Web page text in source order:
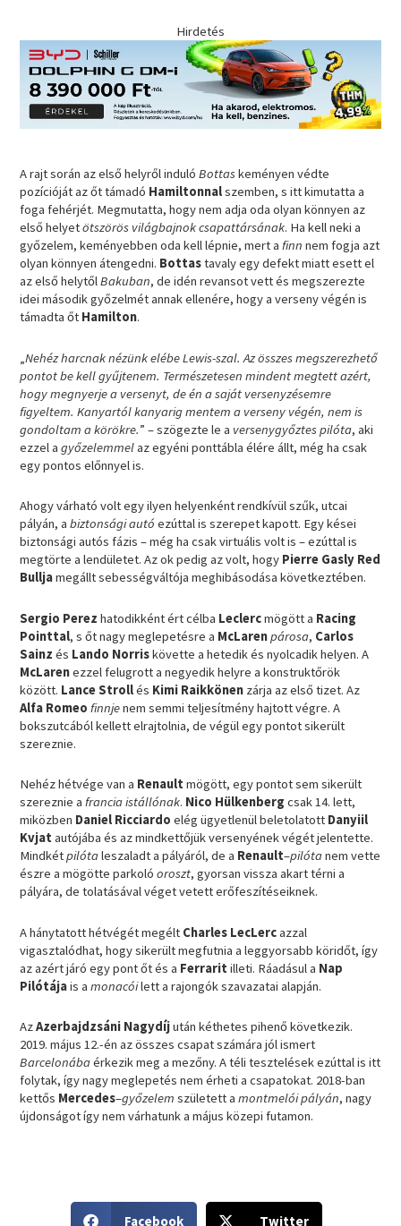
Hirdetés
A rajt során az első helyről indulóBottaskeményen védte
pozícióját az őt támadó Hamiltonnalszemben, s itt kimutatta a
foga fehérjét. Megmutatta, hogy nem adja oda olyan könnyen az
első helyetötszörös világbajnok csapattársának. Ha kell neki a
győzelem, keményebben oda kell lépnie, mert afinn nem fogja azt
olyan könnyen átengedni. Bottastavaly egy defekt miatt esett el
az első helytőlBakuban, de idén revansot vett és megszerezte
idei második győzelmét annak ellenére, hogy a verseny végén is
támadta őt Hamilton.
„Nehéz harcnak nézünk elébe Lewis-szal. Az összes megszerezhető
pontot be kell gyűjtenem. Természetesen mindent megtett azért,
hogy megnyerje a versenyt, de én a saját versenyzésemre
figyeltem. Kanyartól kanyarig mentem a verseny végén, nem is
gondoltam a körökre.” – szögezte le a versenygyőztes pilóta, aki
ezzel agyőzelemmelaz egyéni ponttábla élére állt, még ha csak
egy pontos előnnyel is.
Ahogy várható volt egy ilyen helyenként rendkívül szűk, utcai
pályán, abiztonsági autó ezúttal is szerepet kapott. Egy kései
biztonsági autós fázis – még ha csak virtuális volt is – ezúttal is
megtörte a lendületet. Az ok pedig az volt, hogy Pierre Gasly Red
Bulljamegállt sebességváltója meghibásodása következtében.
Sergio Perez hatodikként ért célba Leclercmögött a Racing
Pointtal, s őt nagy meglepetésre a McLarenpárosa, Carlos
Sainz és Lando Norriskövette a hetedik és nyolcadik helyen. A
McLarenezzel felugrott a negyedik helyre a konstruktőrök
között. Lance Strollés Kimi Raikkönen zárja az első tizet. Az
Alfa Romeo finnjenem semmi teljesítmény hajtott végre. A
bokszutcából kellett elrajtolnia, de végül egy pontot sikerült
szereznie.
Nehéz hétvége van a Renault mögött, egy pontot sem sikerült
szereznie afrancia istállónak. Nico Hülkenberg csak 14. lett,
miközben Daniel Ricciardo elég ügyetlenül beletolatott Danyiil
Kvjat autójába és az mindkettőjük versenyének végét jelentette.
Mindkétpilótaleszaladt a pályáról, de a Renault–pilótanem vette
észre a mögötte parkolóoroszt, gyorsan vissza akart térni a
pályára, de tolatásával véget vetett erőfeszítéseiknek.
A hánytatott hétvégét megélt Charles LecLercazzal
vigasztalódhat, hogy sikerült megfutnia a leggyorsabb köridőt, így
az azért járó egy pont őt és a Ferrarit illeti. Ráadásul a Nap
Pilótájais amonacóilett a rajongók szavazatai alapján.
AzAzerbajdzsáni Nagydíjután kéthetes pihenő következik.
2019. május 12.-én az összes csapat számára jól ismert
Barcelonábaérkezik meg a mezőny. A téli tesztelések ezúttal is itt
folytak, így nagy meglepetés nem érheti a csapatokat. 2018-ban
kettős Mercedes–győzelem született amontmelói pályán, nagy
újdonságot így nem várhatunk a május közepi futamon.
Facebook Twitter